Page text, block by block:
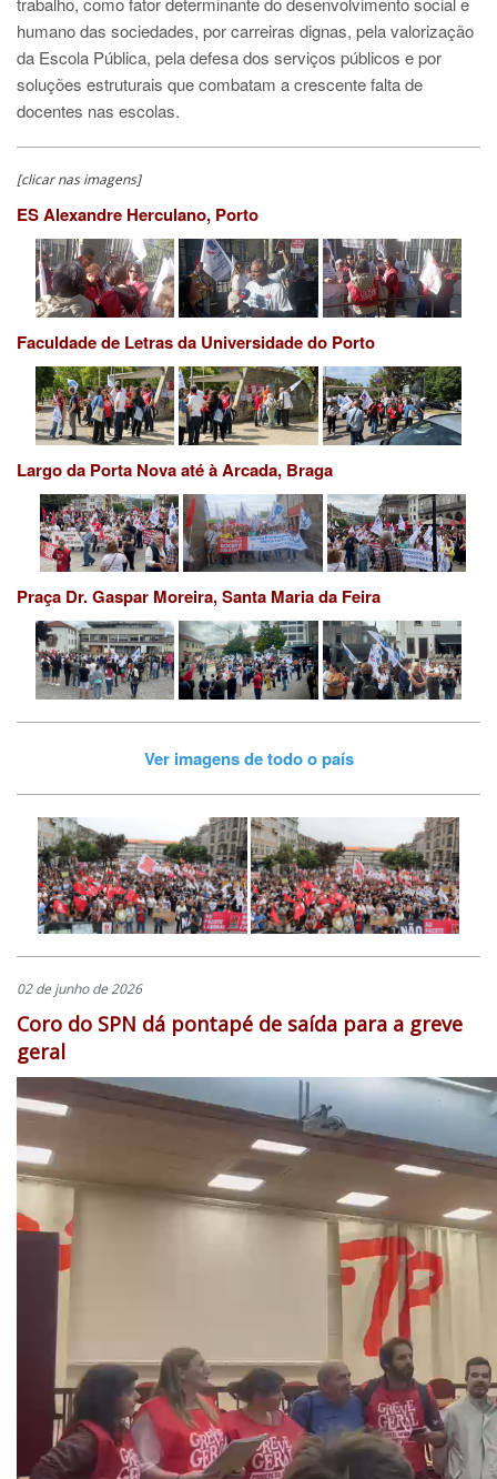
humano das sociedades, por carreiras dignas, pela valorização
da Escola Pública, pela defesa dos serviços públicos e por
soluções estruturais que combatam a crescente falta de
docentes nas escolas.
[clicar nas imagens]
ES Alexandre Herculano, Porto
Faculdade de Letras da Universidade do Porto
Largo da Porta Nova até à Arcada, Braga
Praça Dr. Gaspar Moreira, Santa Maria da Feira
Ver imagens de todo o país
02 de junho de 2026
Coro do SPN dá pontapé de saída para a greve
geral